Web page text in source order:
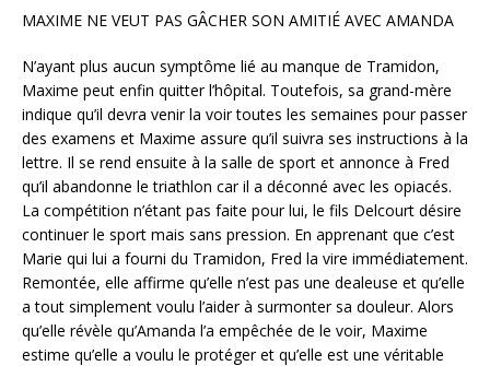
MAXIME NE VEUT PAS GÂCHER SON AMITIÉ AVEC AMANDA
N’ayant plus aucun symptôme lié au manque de Tramidon,
Maxime peut enfin quitter l’hôpital. Toutefois, sa grand-mère
indique qu’il devra venir la voir toutes les semaines pour passer
des examens et Maxime assure qu’il suivra ses instructions à la
lettre. Il se rend ensuite à la salle de sport et annonce à Fred
qu’il abandonne le triathlon car il a déconné avec les opiacés.
La compétition n’étant pas faite pour lui, le fils Delcourt désire
continuer le sport mais sans pression. En apprenant que c’est
Marie qui lui a fourni du Tramidon, Fred la vire immédiatement.
Remontée, elle affirme qu’elle n’est pas une dealeuse et qu’elle
a tout simplement voulu l’aider à surmonter sa douleur. Alors
qu’elle révèle qu’Amanda l’a empêchée de le voir, Maxime
estime qu’elle a voulu le protéger et qu’elle est une véritable